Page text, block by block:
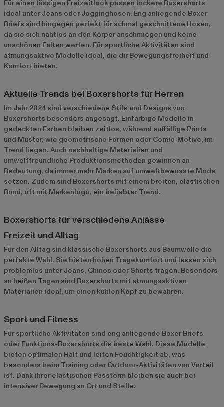
Für einen lässigen Freizeitlook passen lockere Boxershorts
ideal unter Jeans oder Jogginghosen. Eng anliegende Boxer
Briefs sind hingegen perfekt für schmal geschnittene Hosen,
da sie sich nahtlos an den Körper anschmiegen und keine
unschönen Falten werfen. Für sportliche Aktivitäten sind
atmungsaktive Modelle ideal, die dir Bewegungsfreiheit und
Komfort bieten.
Aktuelle Trends bei Boxershorts für Herren
Im Jahr 2024 sind verschiedene Stile und Designs von
Boxershorts besonders angesagt. Einfarbige Modelle in
gedeckten Farben bleiben zeitlos, während auffällige Prints
und Muster, wie geometrische Formen oder Comic-Motive, im
Trend liegen. Auch nachhaltige Materialien und
umweltfreundliche Produktionsmethoden gewinnen an
Bedeutung, da immer mehr Marken auf umweltbewusste Mode
setzen. Zudem sind Boxershorts mit einem breiten, elastischen
Bund, oft mit Markenlogo, ein beliebter Trend.
Boxershorts für verschiedene Anlässe
Freizeit und Alltag
Für den Alltag sind klassische Boxershorts aus Baumwolle die
perfekte Wahl. Sie bieten hohen Tragekomfort und lassen sich
problemlos unter Jeans, Chinos oder Shorts tragen. Besonders
an heißen Tagen sind Boxershorts mit atmungsaktiven
Materialien ideal, um einen kühlen Kopf zu bewahren.
Sport und Fitness
Für sportliche Aktivitäten sind eng anliegende Boxer Briefs
oder Funktions-Boxershorts die beste Wahl. Diese Modelle
bieten optimalen Halt und leiten Feuchtigkeit ab, was
besonders beim Training oder Outdoor-Aktivitäten von Vorteil
ist. Dank ihrer elastischen Passform bleiben sie auch bei
intensiver Bewegung an Ort und Stelle.